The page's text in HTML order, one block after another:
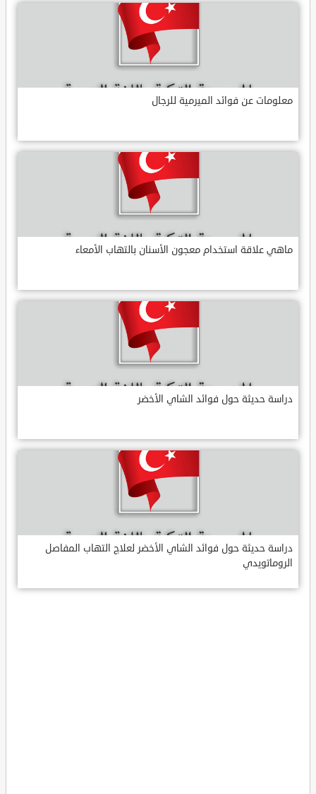
معلومات عن فوائد الميرمية للرجال
ماهي علاقة استخدام معجون الأسنان بالتهاب الأمعاء
دراسة حديثة حول فوائد الشاي الأخضر
دراسة حديثة حول فوائد الشاي الأخضر لعلاج التهاب المفاصل
الروماتويدي